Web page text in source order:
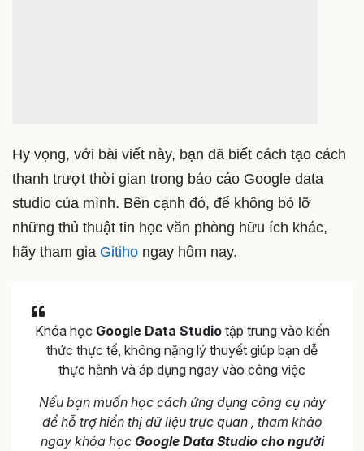
Hy vọng, với bài viết này, bạn đã biết cách tạo cách
thanh trượt thời gian trong báo cáo Google data
studio của mình. Bên cạnh đó, để không bỏ lỡ
những thủ thuật tin học văn phòng hữu ích khác,
hãy tham gia Gitiho ngay hôm nay.
Khóa học Google Data Studio tập trung vào kiến
thức thực tế, không nặng lý thuyết giúp bạn dễ
thực hành và áp dụng ngay vào công việc
Nếu bạn muốn học cách ứng dụng công cụ này
để hỗ trợ hiển thị dữ liệu trực quan , tham khảo
ngay khóa họcGoogle Data Studio cho người